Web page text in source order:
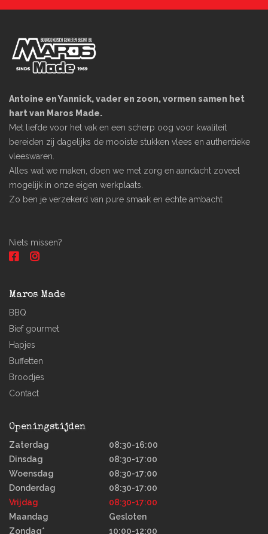
Antoine en Yannick, vader en zoon, vormen samen het
hart van Maros Made.
Met liefde voor het vak en een scherp oog voor kwaliteit
bereiden zij dagelijks de mooiste stukken vlees en authentieke
vleeswaren.
Alles wat we maken, doen we met zorg en aandacht zoveel
mogelijk in onze eigen werkplaats.
Zo ben je verzekerd van pure smaak en echte ambacht
Niets missen?
Maros Made
BBQ
Bief gourmet
Hapjes
Buffetten
Broodjes
Contact
Openingstijden
Zaterdag
08:30-16:00
Dinsdag
08:30-17:00
Woensdag
08:30-17:00
Donderdag
08:30-17:00
Vrijdag
08:30-17:00
Maandag
Gesloten
Zondag*
10:00-12:00